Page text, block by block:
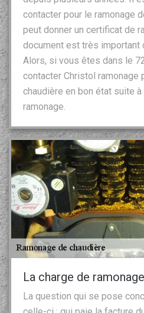
contacter pour le ramonage
peut donner un certificat de
document est très important
Alors, si vous êtes dans le
contacter Christol ramonage
chaudière en bon état suite
ramonage.
La charge de ramonage
La question qui se pose